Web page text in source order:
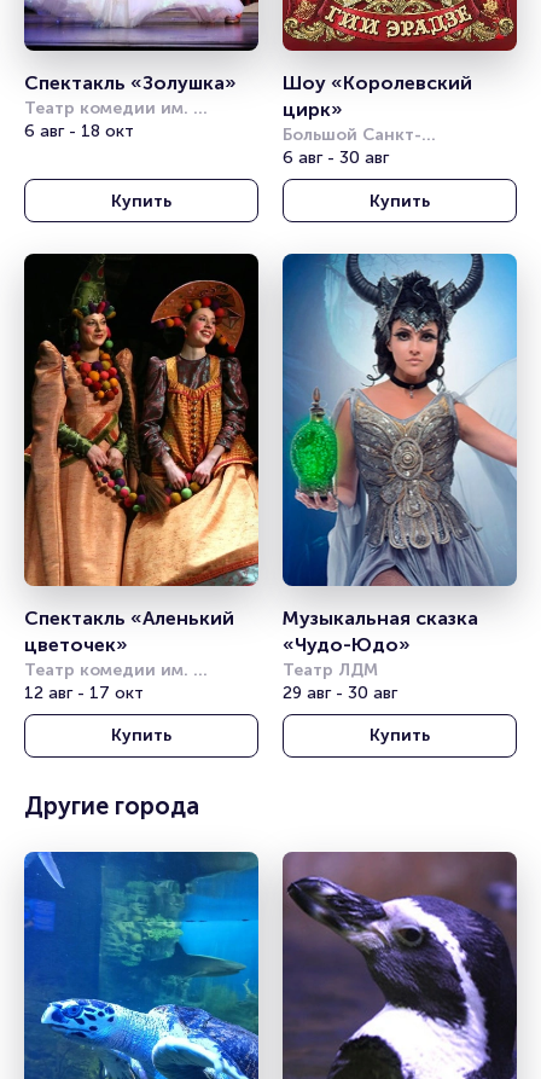
Спектакль «Золушка»
Театр комедии им.
Акимова
6 авг - 18 окт
Купить
Шоу «Королевский
цирк»
Большой Санкт-
Петербургский
государственный цирк
6 авг - 30 авг
Купить
Спектакль «Аленький
цветочек»
Театр комедии им.
Акимова
12 авг - 17 окт
Купить
Музыкальная сказка
«Чудо-Юдо»
Театр ЛДМ
29 авг - 30 авг
Купить
Другие города